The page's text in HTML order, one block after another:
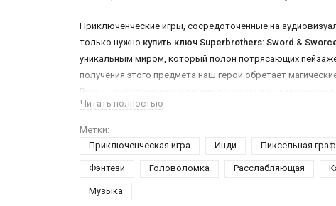
Приключенческие игры, сосредоточенные на
только нужно купить ключ Superbrothers: Sword &
уникальным миром, который полон потрясающих
получения этого предмета наш герой обретает
Внешнее оформление напоминает сплетение
слушайте музыку и двигайтесь вперед, игра порадует
Читать полностью
Метки:
Приключенческая игра
Инди Пиксельная
Фэнтези Головоломка Расслабляющая
Музыка